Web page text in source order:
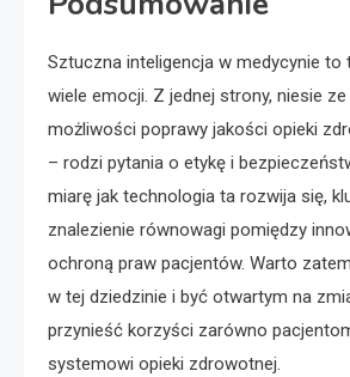
Sztuczna inteligencja w medycynie to
wiele emocji. Z jednej strony, niesie
możliwości poprawy jakości opieki
– rodzi pytania o etykę i
miarę jak technologia ta rozwija się,
znalezienie równowagi pomiędzy
ochroną praw pacjentów. Warto
w tej dziedzinie i być otwartym na
przynieść korzyści zarówno
systemowi opieki zdrowotnej.